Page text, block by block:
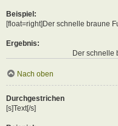
Beispiel:
[float=right]Der schnelle braune
Ergebnis:
Der schnelle
Nach oben
Durchgestrichen
[s]Text[/s]